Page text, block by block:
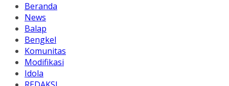
Beranda
News
Balap
Bengkel
Komunitas
Modifikasi
Idola